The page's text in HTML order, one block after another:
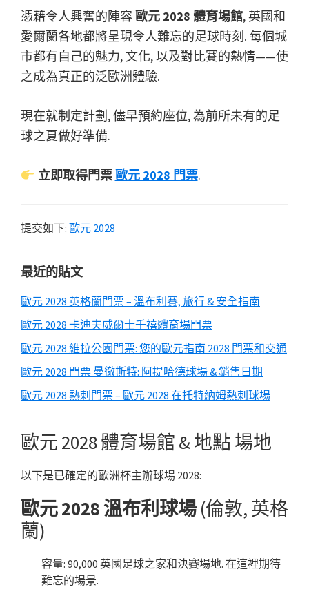
憑藉令人興奮的陣容 歐元 2028 體育場館, 英國和
愛爾蘭各地都將呈現令人難忘的足球時刻. 每個城
市都有自己的魅力, 文化, 以及對比賽的熱情——使
之成為真正的泛歐洲體驗.
現在就制定計劃, 儘早預約座位, 為前所未有的足
球之夏做好準備.
立即取得門票歐元 2028 門票.
提交如下: 歐元 2028
主
要
側
邊
欄
最近的貼文
歐元 2028 英格蘭門票 – 溫布利賽, 旅行 & 安全指南
歐元 2028 卡迪夫威爾士千禧體育場門票
歐元 2028 維拉公園門票: 您的歐元指南 2028 門票和交通
歐元 2028 門票 曼徹斯特: 阿提哈德球場 & 銷售日期
歐元 2028 熱刺門票 – 歐元 2028 在托特納姆熱刺球場
歐元 2028 體育場館 & 地點 場地
以下是已確定的歐洲杯主辦球場 2028:
歐元 2028 溫布利球場 (倫敦, 英格
蘭)
容量: 90,000 英國足球之家和決賽場地. 在這裡期待
難忘的場景.